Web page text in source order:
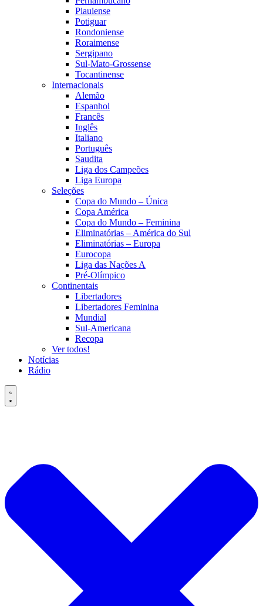
Piauiense
Potiguar
Rondoniense
Roraimense
Sergipano
Sul-Mato-Grossense
Tocantinense
Internacionais
Alemão
Espanhol
Francês
Inglês
Italiano
Português
Saudita
Liga dos Campeões
Liga Europa
Seleções
Copa do Mundo – Única
Copa América
Copa do Mundo – Feminina
Eliminatórias – América do Sul
Eliminatórias – Europa
Eurocopa
Liga das Nações A
Pré-Olímpico
Continentais
Libertadores
Libertadores Feminina
Mundial
Sul-Americana
Recopa
Ver todos!
Notícias
Rádio